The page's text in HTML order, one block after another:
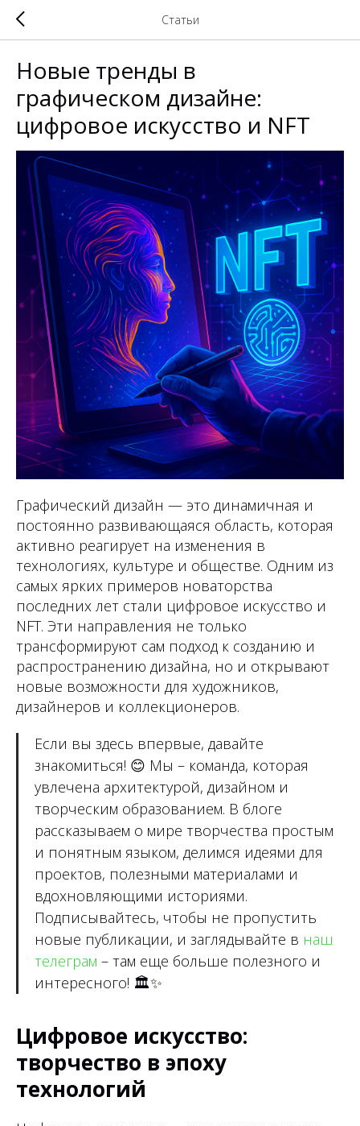
Статьи
Новые тренды в
графическом дизайне:
цифровое искусство и NFT
Графический дизайн — это динамичная и
постоянно развивающаяся область, которая
активно реагирует на изменения в
технологиях, культуре и обществе. Одним из
самых ярких примеров новаторства
последних лет стали цифровое искусство и
NFT. Эти направления не только
трансформируют сам подход к созданию и
распространению дизайна, но и открывают
новые возможности для художников,
дизайнеров и коллекционеров.
Если вы здесь впервые, давайте
знакомиться! 😊 Мы – команда, которая
увлечена архитектурой, дизайном и
творческим образованием. В блоге
рассказываем о мире творчества простым
и понятным языком, делимся идеями для
проектов, полезными материалами и
вдохновляющими историями.
Подписывайтесь, чтобы не пропустить
новые публикации, и заглядывайте в наш
телеграм – там еще больше полезного и
интересного! 🏛✨
Цифровое искусство:
творчество в эпоху
технологий